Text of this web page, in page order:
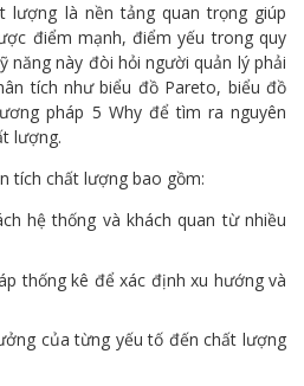
lượng là nền tảng quan trọng giúp
điểm mạnh, điểm yếu trong quy
năng này đòi hỏi người quản lý phải
tích như biểu đồ Pareto, biểu đồ
pháp 5 Why để tìm ra nguyên
lượng.
tích chất lượng bao gồm:
hệ thống và khách quan từ nhiều
thống kê để xác định xu hướng và
của từng yếu tố đến chất lượng